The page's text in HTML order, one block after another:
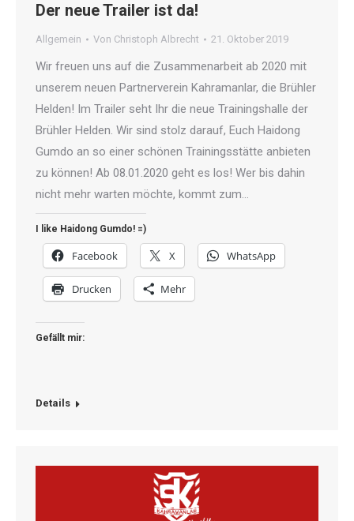
Der neue Trailer ist da!
Allgemein Von Christoph Albrecht 21. Oktober 2019
Wir freuen uns auf die Zusammenarbeit ab 2020 mit
unserem neuen Partnerverein Kahramanlar, die Brühler
Helden! Im Trailer seht Ihr die neue Trainingshalle der
Brühler Helden. Wir sind stolz darauf, Euch Haidong
Gumdo an so einer schönen Trainingsstätte anbieten
zu können! Ab 08.01.2020 geht es los! Wer bis dahin
nicht mehr warten möchte, kommt zum…
I like Haidong Gumdo! =)
Facebook X WhatsApp
Drucken Mehr
Gefällt mir:
Details